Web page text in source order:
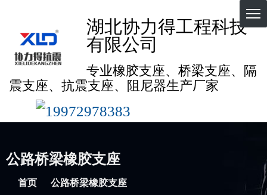
湖北协力得工程科技
有限公司
专业橡胶支座、桥梁支座、隔
震支座、抗震支座、阻尼器生产厂家
19972978383
公路桥梁橡胶支座
首页 公路桥梁橡胶支座